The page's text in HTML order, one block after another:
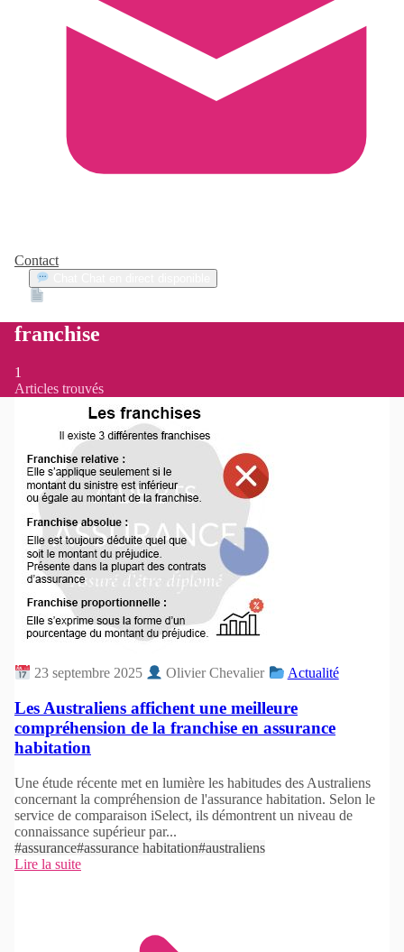
Contact
franchise
1
Articles trouvés
23 septembre 2025 Olivier Chevalier Actualité
Les Australiens affichent une meilleure
compréhension de la franchise en assurance
habitation
Une étude récente met en lumière les habitudes des Australiens
concernant la compréhension de l'assurance habitation. Selon le
service de comparaison iSelect, ils démontrent un niveau de
connaissance supérieur par...
#assurance#assurance habitation#australiens
Lire la suite